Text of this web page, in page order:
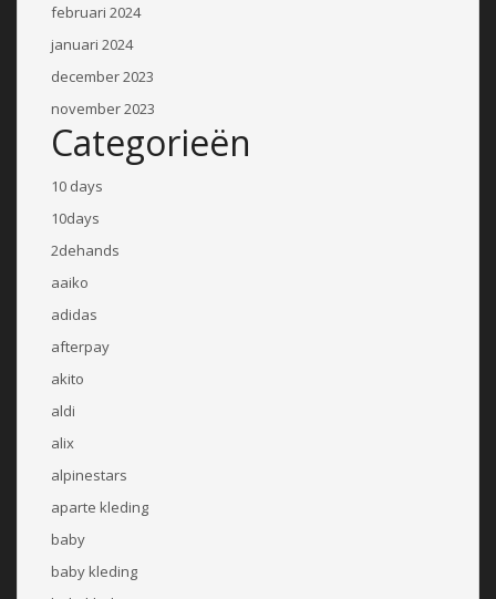
februari 2024
januari 2024
december 2023
november 2023
Categorieën
10 days
10days
2dehands
aaiko
adidas
afterpay
akito
aldi
alix
alpinestars
aparte kleding
baby
baby kleding